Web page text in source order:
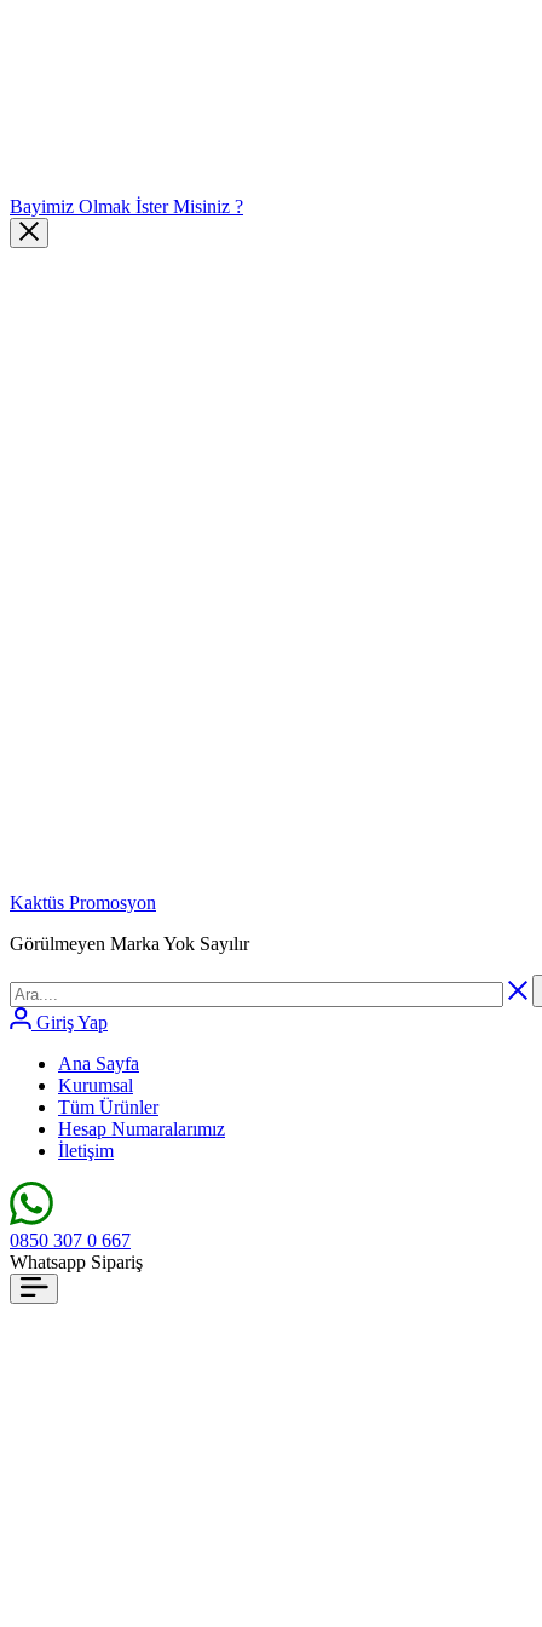
Bayimiz Olmak İster Misiniz ?
Kaktüs Promosyon
Görülmeyen Marka Yok Sayılır
Giriş Yap
Ana Sayfa
Kurumsal
Tüm Ürünler
Hesap Numaralarımız
İletişim
0850 307 0 667
Whatsapp Sipariş